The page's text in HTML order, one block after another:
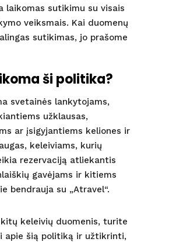
laikomas sutikimu su visais
veiksmais. Kai duomenų
sutikimas, jo prašome
ši politika?
svetainės lankytojams,
užklausas,
ar įsigyjantiems keliones ir
keleiviams, kurių
rezervaciją atliekantis
gavėjams ir kitiems
bendrauja su „Atravel“.
keleivių duomenis, turite
apie šią politiką ir užtikrinti,